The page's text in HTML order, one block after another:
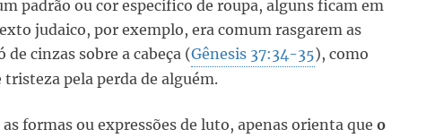
padrão ou cor específico de roupa, alguns ficam em
judaico, por exemplo, era comum rasgarem as
de cinzas sobre a cabeça (Gênesis 37:34-35), como
pela perda de alguém.
formas ou expressões de luto, apenas orienta que o